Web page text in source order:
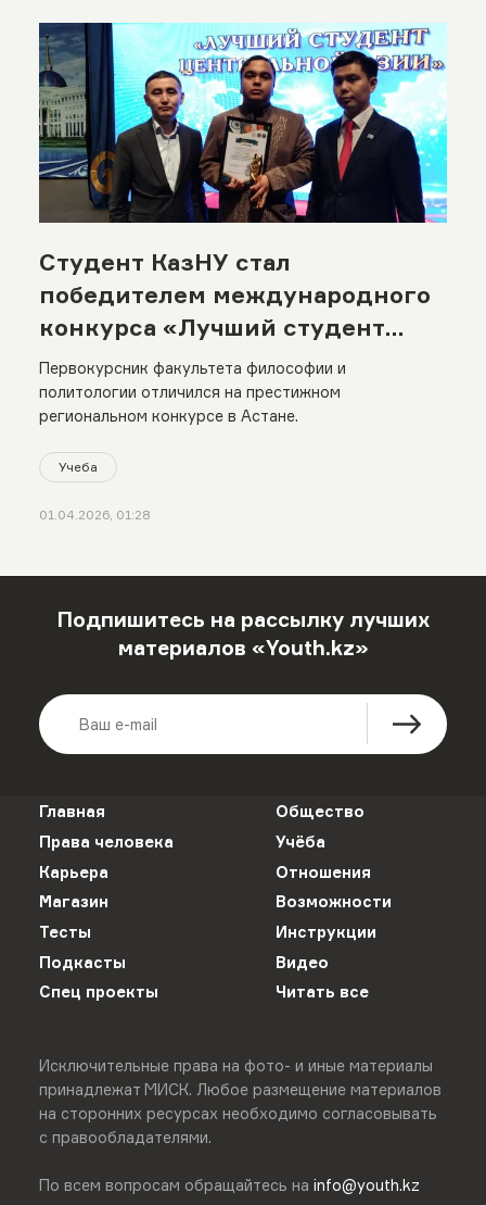
Студент КазНУ стал
победителем международного
конкурса «Лучший студент
Центральной Азии»
Первокурсник факультета философии и
политологии отличился на престижном
региональном конкурсе в Астане.
Учеба
01.04.2026, 01:28
Подпишитесь на рассылку лучших
материалов «Youth.kz»
Главная
Общество
Права человека
Учёба
Карьера
Отношения
Магазин
Возможности
Тесты
Инструкции
Подкасты
Видео
Спец проекты
Читать все
Исключительные права на фото- и иные материалы
принадлежат МИСК. Любое размещение материалов
на сторонних ресурсах необходимо согласовывать
с правообладателями.
По всем вопросам обращайтесь на info@youth.kz